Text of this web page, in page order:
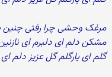
مرغک وحشی چرا رفتی چنین
مشکن دلم ای دلبرم ای
گلم ای یارگلم گل عزیز دلم ای